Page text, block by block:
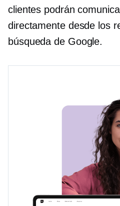
clientes podrán
directamente desde los
búsqueda de Google.